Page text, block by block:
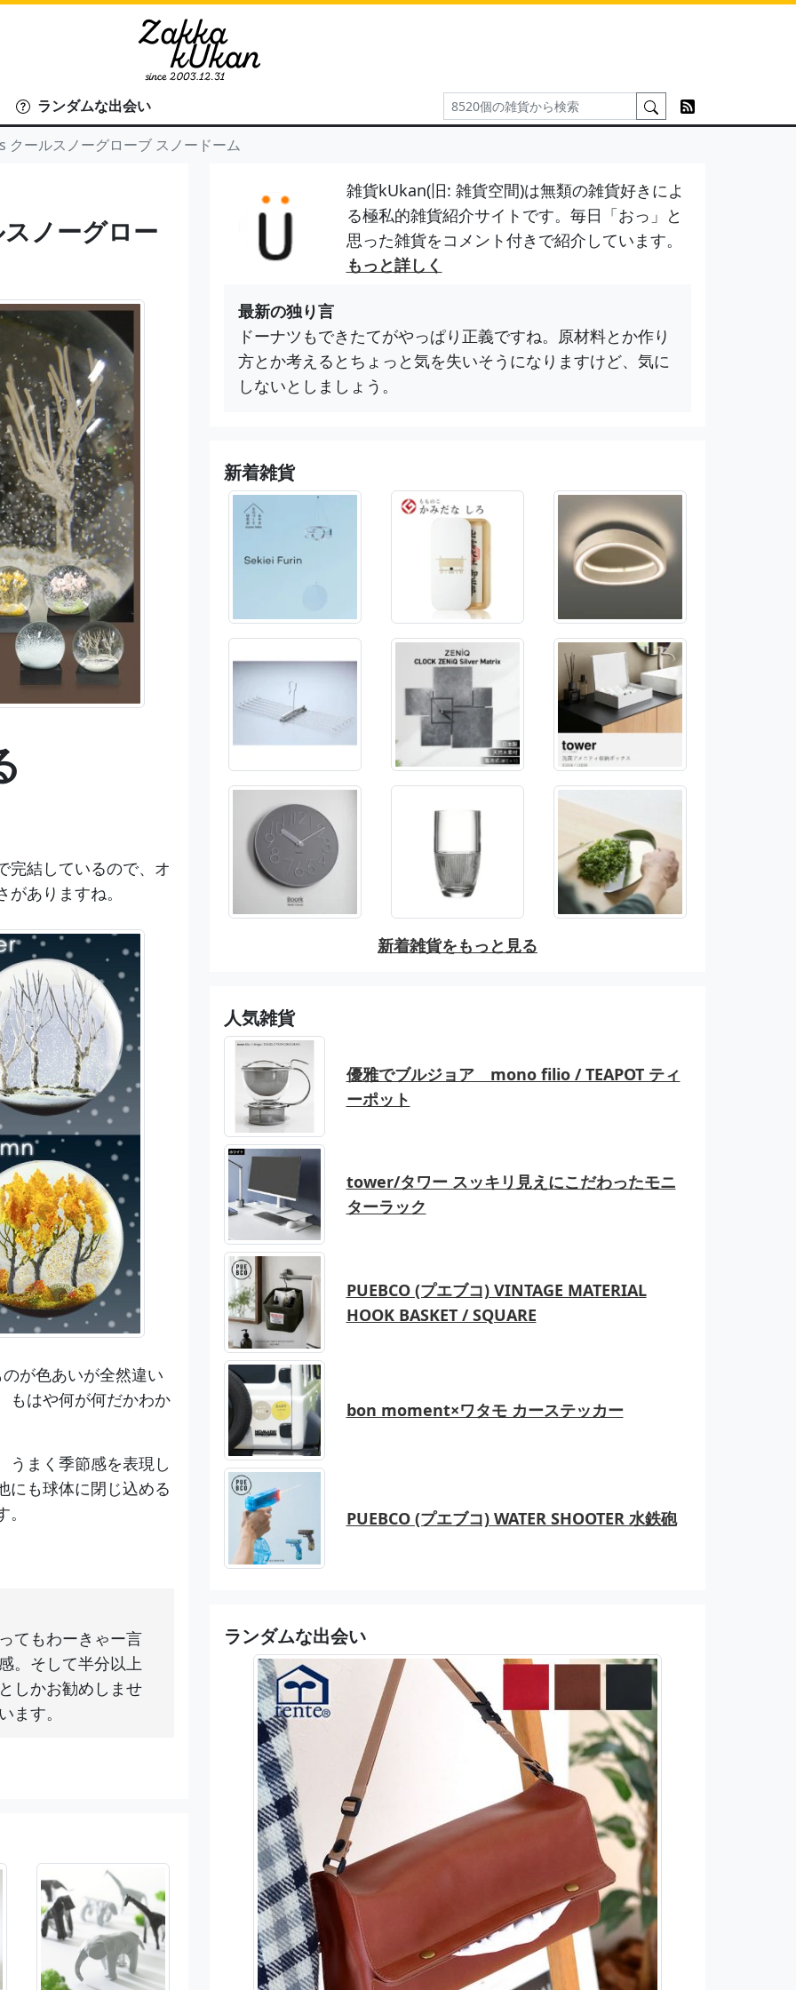
ランダムな出会い
クールスノーグローブ スノードーム
ノーグロー
完結しているので、オ
ありますね。
が色あいが全然違い
もはや何が何だかわか
うまく季節感を表現し
にも球体に閉じ込める
てもわーきゃー言
。そして半分以上
しかお勧めしませ
ます。
雑貨kUkan(旧: 雑貨空間)は無類の雑貨好きによ
る極私的雑貨紹介サイトです。毎日「おっ」と
思った雑貨をコメント付きで紹介しています。
もっと詳しく
最新の独り言
ドーナツもできたてがやっぱり正義ですね。原材料とか作り
方とか考えるとちょっと気を失いそうになりますけど、気に
しないとしましょう。
新着雑貨
新着雑貨をもっと見る
人気雑貨
優雅でブルジョア mono filio / TEAPOT ティ
ーポット
tower/タワー スッキリ見えにこだわったモニ
ターラック
PUEBCO (プエブコ) VINTAGE MATERIAL
HOOK BASKET / SQUARE
bon moment×ワタモ カーステッカー
PUEBCO (プエブコ) WATER SHOOTER 水鉄砲
ランダムな出会い